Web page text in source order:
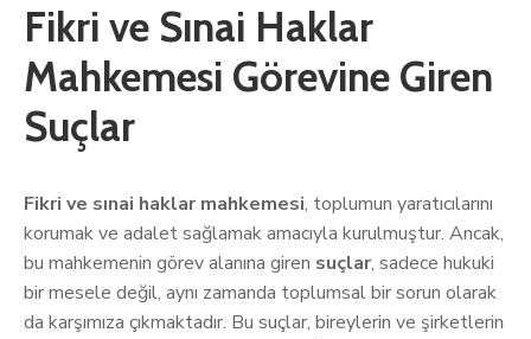
Fikri ve Sınai Haklar
Mahkemesi Görevine Giren
Suçlar
Fikri ve sınai haklar mahkemesi, toplumun yaratıcılarını
korumak ve adalet sağlamak amacıyla kurulmuştur. Ancak,
bu mahkemenin görev alanına giren suçlar, sadece hukuki
bir mesele değil, aynı zamanda toplumsal bir sorun olarak
da karşımıza çıkmaktadır. Bu suçlar, bireylerin ve şirketlerin